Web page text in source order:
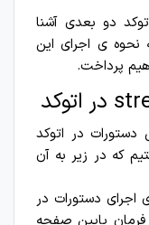
دو بعدی آشنا
ی اجرای این
پرداخت.
دستورات در اتوکد
که در زیر به آن
دستورات در